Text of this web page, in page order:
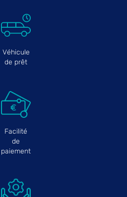
Véhicule
de prêt
Facilité
de
paiement